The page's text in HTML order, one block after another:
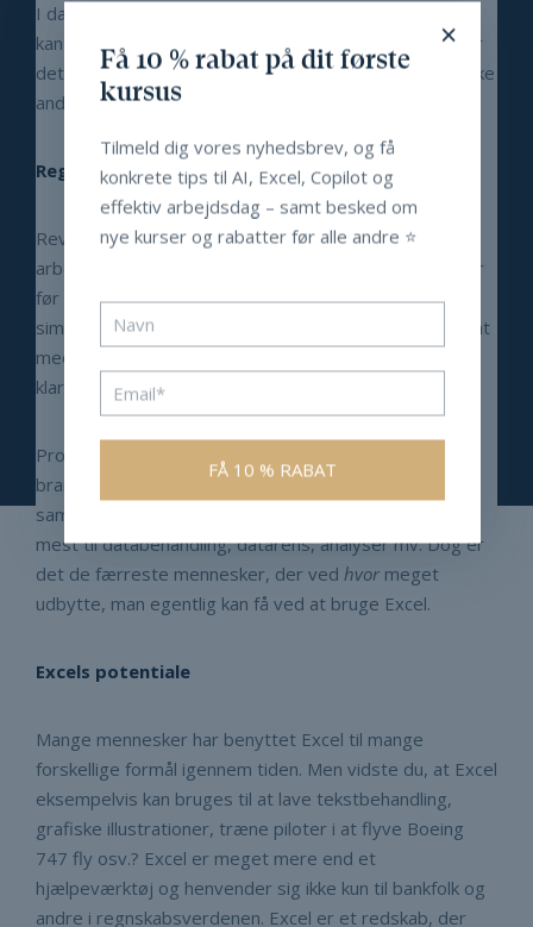
×
Få 10 % rabat på dit første
kursus
Tilmeld dig vores nyhedsbrev, og få
konkrete tips til AI, Excel, Copilot og
effektiv arbejdsdag – samt besked om
nye kurser og rabatter før alle andre ⭐️
I dag bruges Excel ikke kun i økonomiafdelingen, men
kan også benyttes i mange andre henseender, hvorfor
det er rigtig belejligt at have et indgående, eller om ikke
andet et grundlæggende, kendskab til programmet.
Regnearket blev til Excel
Revisorer og andre former for regnskabsfolk har
arbejdet med brugen af regneark i mange hundrede år
før fremkosten af computerteknologien. Excel er et
simpelt læringsværktøj, der længe har været på forkant
med udviklingen og regnearksteknologien og er stadig
klart den dominerende spiller på markedet.
Programmet har været flittigt brugt af samtlige
brancher i erhvervslivet siden 1990’erne og er uden
sammenligning det program i verden, der bliver brugt
mest til databehandling, datarens, analyser mv. Dog er
det de færreste mennesker, der ved hvor meget
udbytte, man egentlig kan få ved at bruge Excel.
Excels potentiale
Mange mennesker har benyttet Excel til mange
forskellige formål igennem tiden. Men vidste du, at Excel
eksempelvis kan bruges til at lave tekstbehandling,
grafiske illustrationer, træne piloter i at flyve Boeing
747 fly osv.? Excel er meget mere end et
hjælpeværktøj og henvender sig ikke kun til bankfolk og
andre i regnskabsverdenen. Excel er et redskab, der